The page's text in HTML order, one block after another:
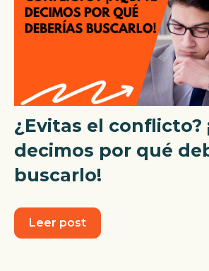
¿Evitas el conflicto?
decimos por qué
buscarlo!
Leer post